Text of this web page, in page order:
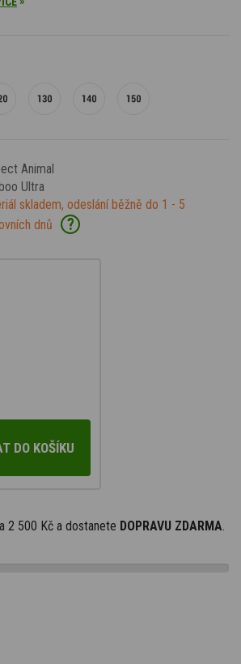
Animal
Ultra
skladem, odeslání běžně do 1 - 5
dnů
?
DO KOŠÍKU
2 500 Kč a dostanete DOPRAVU ZDARMA